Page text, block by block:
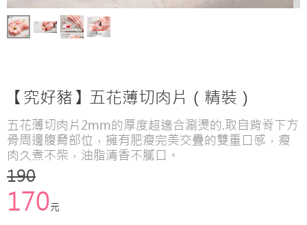
【究好豬】五花薄切肉片（精裝）
五花薄切肉片2mm的厚度超適合涮燙的.取自背脊下方
骨周邊腹脅部位，擁有肥瘦完美交疊的雙重口感，瘦
肉久煮不柴，油脂清香不膩口。
190
170元